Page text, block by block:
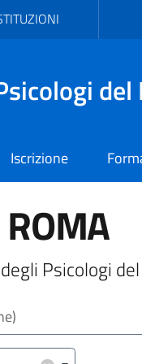
del
Iscrizione
Psicologi